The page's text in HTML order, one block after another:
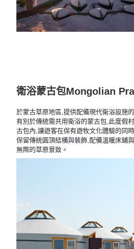
衛浴蒙古包Mongolian
於蒙古草原地區,提供配備現代衛浴設施
有別於傳統需共用衛浴的蒙古包,此度假
古包內,讓遊客在保有遊牧文化體驗的同
保留傳統圓頂結構與裝飾,配備溫暖床鋪
無際的草原景致。